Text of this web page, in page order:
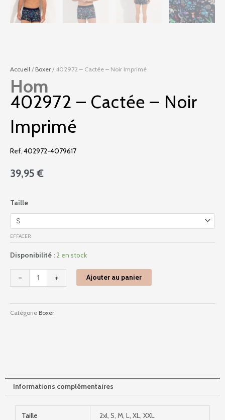
Accueil / Boxer / 402972 – Cactée – Noir Imprimé
Hom
402972 – Cactée – Noir
Imprimé
Ref. 402972-4079617
39,95€
Taille
EFFACER
Disponibilité : 2 en stock
-
de
402972
-
Cactée
-
+ Ajouter au panier
Catégorie Boxer
Informations complémentaires
Taille 2xl, S, M, L, XL, XXL